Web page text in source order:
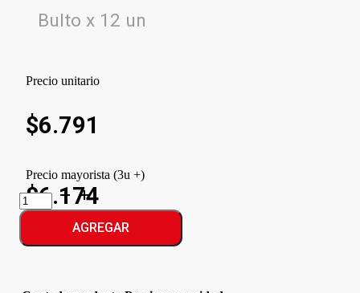
Bulto x 12 un
Precio unitario
$6.791
Precio mayorista (3u +)
$6.174
PANTENE
SHAMPOO
KERATINAAGREGAR